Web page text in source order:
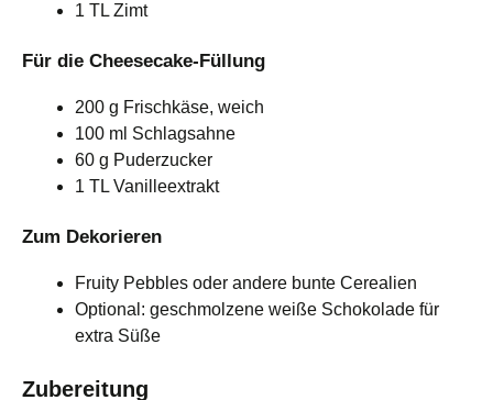
1 TL Zimt
Für die Cheesecake-Füllung
200 g Frischkäse, weich
100 ml Schlagsahne
60 g Puderzucker
1 TL Vanilleextrakt
Zum Dekorieren
Fruity Pebbles oder andere bunte Cerealien
Optional: geschmolzene weiße Schokolade für
extra Süße
Zubereitung